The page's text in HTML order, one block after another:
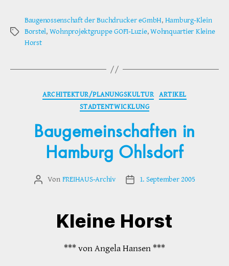
Schlagwörter
Baugenossenschaft der Buchdrucker eGmbH, Hamburg-Klein
Borstel, Wohnprojektgruppe GOFI-Luzie,Wohnquartier Kleine
Horst
Kategorien
ARCHITEKTUR/PLANUNGSKULTUR ARTIKEL
STADTENTWICKLUNG
Baugemeinschaften in
Hamburg Ohlsdorf
Beitragsautor
Von FREIHAUS-Archiv Veröffentlichungsdatum
1. September 2005
Kleine Horst
*** von Angela Hansen ***